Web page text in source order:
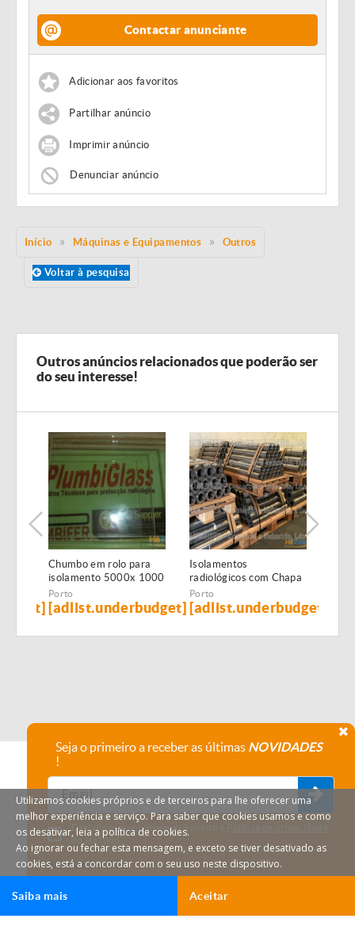
Ligar Email
Contactar anunciante
Adicionar aos favoritos
Partilhar anúncio
Imprimir anúncio
Denunciar anúncio
Início Máquinas e Equipamentos Outros
Voltar à pesquisa
Outros anúncios relacionados que poderão ser
do seu interesse!
Chumbo em rolo para
isolamento 5000x 1000
x 1,5 mm
Porto
[adlist.underbudget]
Isolamentos
radiológicos com Chapa
de chumbo em rolo
Porto
[adlist.underbudget]
HáTudo © 2026 Todos os direitos reservados.
Seja o primeiro a receber as últimas NOVIDADES
!
Declaro que compreendi e aceito a Política de privacidade
do HáTudo.
Anular subscrição
Utilizamos cookies próprios e de terceiros para lhe oferecer uma
melhor experiência e serviço. Para saber que cookies usamos e como
os desativar, leia a política de cookies.
Ao ignorar ou fechar esta mensagem, e exceto se tiver desativado as
cookies, está a concordar com o seu uso neste dispositivo.
Aceitar
Saiba mais